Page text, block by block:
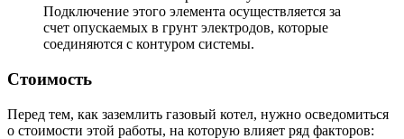
Подключение этого элемента осуществляется за
счет опускаемых в грунт электродов, которые
соединяются с контуром системы.
Стоимость
Перед тем, как заземлить газовый котел, нужно осведомиться
о стоимости этой работы, на которую влияет ряд факторов: